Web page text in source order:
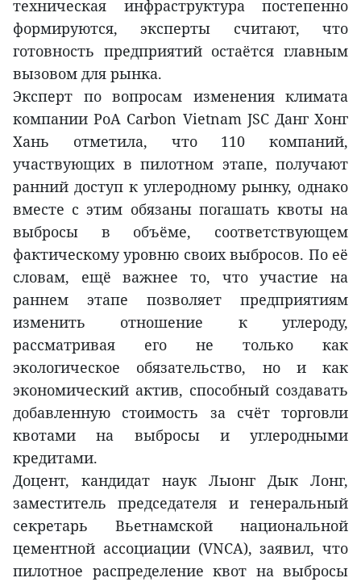
техническая инфраструктура постепенно
формируются, эксперты считают, что
готовность предприятий остаётся главным
вызовом для рынка.
Эксперт по вопросам изменения климата
компании PoA Carbon Vietnam JSC Данг Хонг
Хань отметила, что 110 компаний,
участвующих в пилотном этапе, получают
ранний доступ к углеродному рынку, однако
вместе с этим обязаны погашать квоты на
выбросы в объёме, соответствующем
фактическому уровню своих выбросов. По её
словам, ещё важнее то, что участие на
раннем этапе позволяет предприятиям
изменить отношение к углероду,
рассматривая его не только как
экологическое обязательство, но и как
экономический актив, способный создавать
добавленную стоимость за счёт торговли
квотами на выбросы и углеродными
кредитами.
Доцент, кандидат наук Лыонг Дык Лонг,
заместитель председателя и генеральный
секретарь Вьетнамской национальной
цементной ассоциации (VNCA), заявил, что
пилотное распределение квот на выбросы